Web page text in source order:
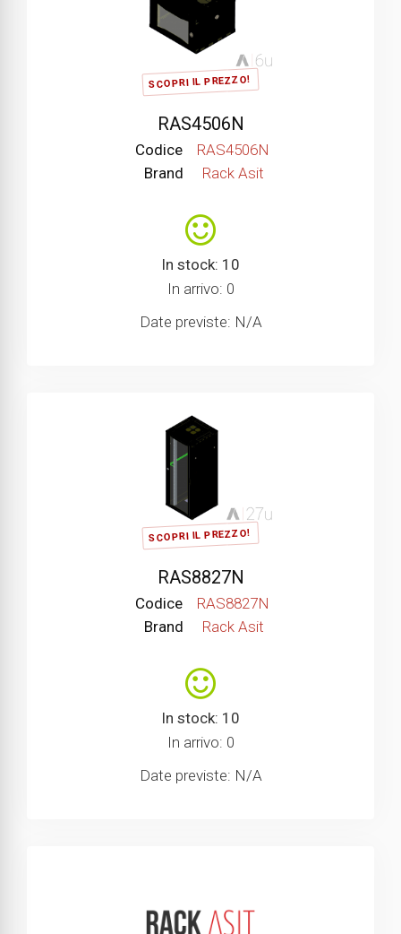
SCOPRI IL PREZZO!
RAS4506N
Codice
RAS4506N
Brand
Rack Asit
In stock: 10
In arrivo: 0
Date previste: N/A
SCOPRI IL PREZZO!
RAS8827N
Codice
RAS8827N
Brand
Rack Asit
In stock: 10
In arrivo: 0
Date previste: N/A